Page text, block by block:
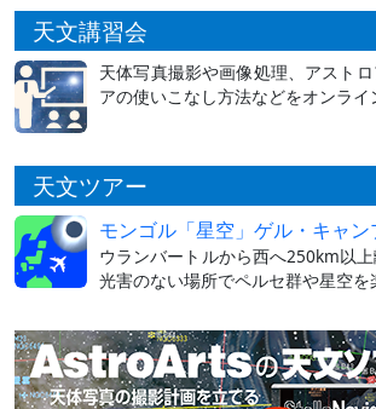
天文講習会
天体写真撮影や画像処理、アスト
アの使いこなし方法などをオンライ
天文ツアー
モンゴル「星空」ゲル・キャン
ウランバートルから西へ250km以上
光害のない場所でペルセ群や星空を